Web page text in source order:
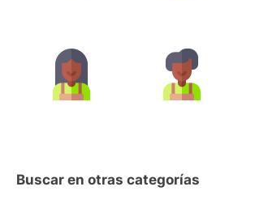
Buscar en otras categorías